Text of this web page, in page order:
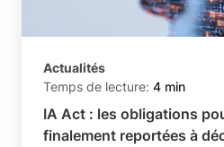
Actualités
Temps de lecture: 4 min
IA Act : les obligations
finalement reportées à